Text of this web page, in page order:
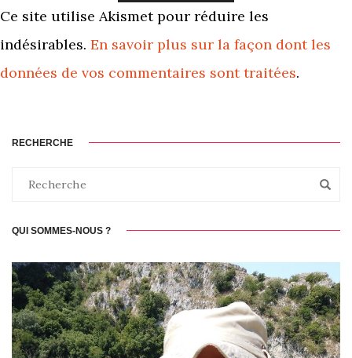
Ce site utilise Akismet pour réduire les
indésirables. En savoir plus sur la façon dont les
données de vos commentaires sont traitées.
RECHERCHE
QUI SOMMES-NOUS ?